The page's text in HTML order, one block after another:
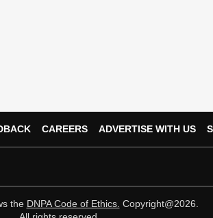
CAREERS ADVERTISE WITH US
the DNPA Code of Ethics. Copyright@2026.